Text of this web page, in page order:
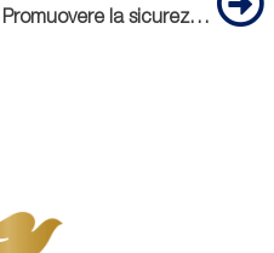
Promuovere la sicurezza del corpo nei giovani